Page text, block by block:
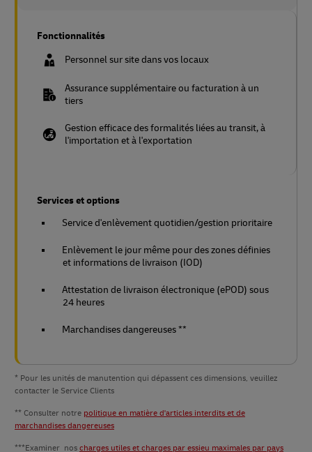
Fonctionnalités
Personnel sur site dans vos locaux
Assurance supplémentaire ou facturation à un
tiers
Gestion efficace des formalités liées au transit, à
l'importation et à l'exportation
Services et options
Service d'enlèvement quotidien/gestion prioritaire
Enlèvement le jour même pour des zones définies
et informations de livraison (IOD)
Attestation de livraison électronique (ePOD) sous
24 heures
Marchandises dangereuses **
* Pour les unités de manutention qui dépassent ces dimensions, veuillez
contacter le Service Clients
** Consulter notre politique en matière d'articles interdits et de
marchandises dangereuses
***Examiner nos charges utiles et charges par essieu maximales par pays